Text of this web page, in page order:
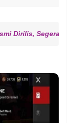
Dirilis, Segera